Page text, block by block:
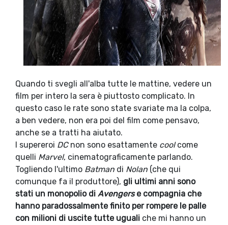
Quando ti svegli all'alba tutte le mattine, vedere un
film per intero la sera è piuttosto complicato. In
questo caso le rate sono state svariate ma la colpa,
a ben vedere, non era poi del film come pensavo,
anche se a tratti ha aiutato.
I supereroi DCnon sono esattamente coolcome
quelli Marvel, cinematograficamente parlando.
Togliendo l'ultimo Batman di Nolan (che qui
comunque fa il produttore), gli ultimi anni sono
stati un monopolio di Avengerse compagnia che
hanno paradossalmente finito per rompere le palle
con milioni di uscite tutte uguali che mi hanno un